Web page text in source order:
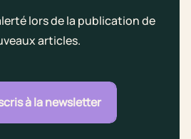
lors de la publication de
articles.
à la newsletter